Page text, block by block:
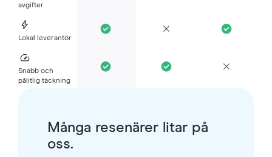
avgifter
Lokal leverantör
Snabb och
pålitlig täckning
Många resenärer litar på
oss.